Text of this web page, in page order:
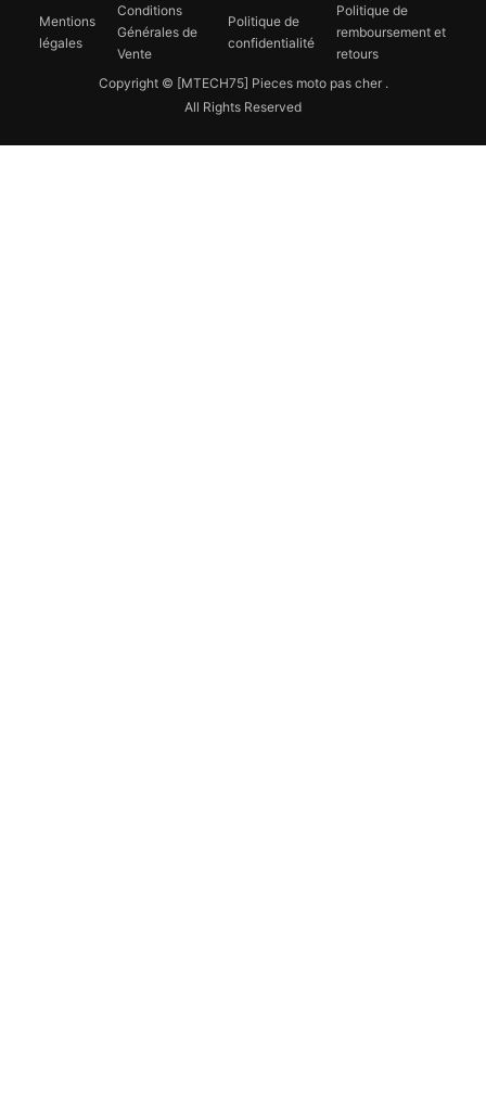
Copyright © [MTECH75] Pieces moto pas cher .
All Rights Reserved
Mentions
légales
Conditions
Générales de
Vente
Politique de
confidentialité
Politique de
remboursement et
retours